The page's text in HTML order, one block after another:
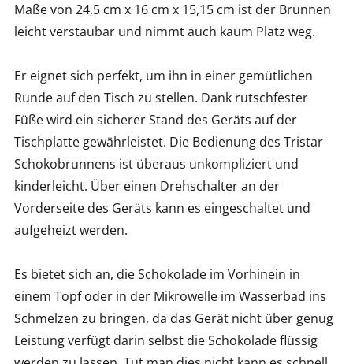
Maße von 24,5 cm x 16 cm x 15,15 cm ist der Brunnen
leicht verstaubar und nimmt auch kaum Platz weg.
Er eignet sich perfekt, um ihn in einer gemütlichen
Runde auf den Tisch zu stellen. Dank rutschfester
Füße wird ein sicherer Stand des Geräts auf der
Tischplatte gewährleistet. Die Bedienung des Tristar
Schokobrunnens ist überaus unkompliziert und
kinderleicht. Über einen Drehschalter an der
Vorderseite des Geräts kann es eingeschaltet und
aufgeheizt werden.
Es bietet sich an, die Schokolade im Vorhinein in
einem Topf oder in der Mikrowelle im Wasserbad ins
Schmelzen zu bringen, da das Gerät nicht über genug
Leistung verfügt darin selbst die Schokolade flüssig